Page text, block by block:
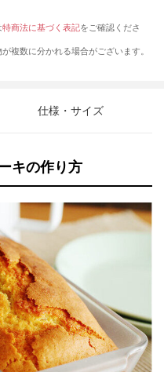
特商法に基づく表記をご確認くださ
複数に分かれる場合がございます。
仕様・サイズ
キの作り方